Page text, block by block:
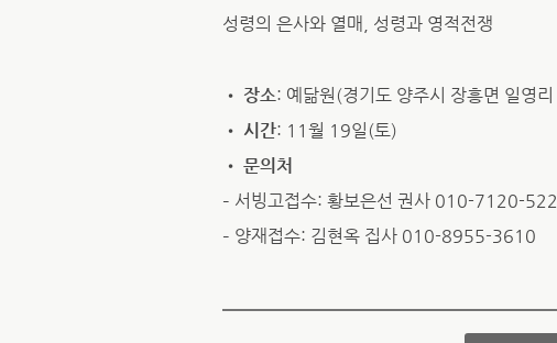
성령의 은사와 열매, 성령과 영적전쟁
• 장소: 예닮원(경기도 양주시 장흥면 일
• 시간: 11월 19일(토)
• 문의처
– 서빙고접수: 황보은선 권사 010-7120-
– 양재접수: 김현옥 집사 010-8955-3610